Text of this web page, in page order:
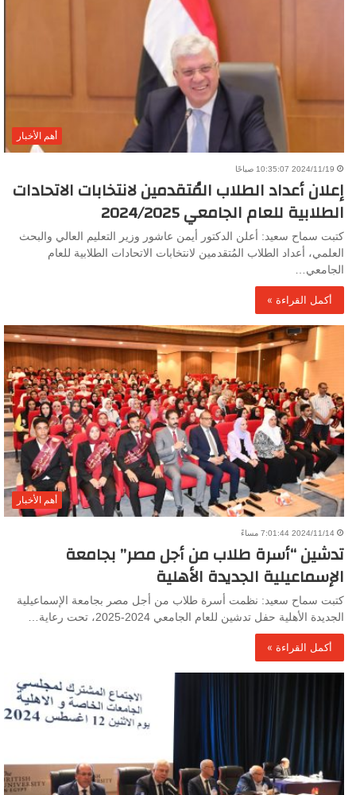
أهم الأخبار
2024/11/19 10:35:07 صباحًا
إعلان أعداد الطلاب المُتقدمين لانتخابات الاتحادات
الطلابية للعام الجامعي 2024/2025
كتبت سماح سعيد: أعلن الدكتور أيمن عاشور وزير التعليم العالي والبحث
العلمي، أعداد الطلاب المُتقدمين لانتخابات الاتحادات الطلابية للعام
الجامعي…
أكمل القراءة »
أهم الأخبار
2024/11/14 7:01:44 مساءً
تدشين “أسرة طلاب من أجل مصر” بجامعة
الإسماعيلية الجديدة الأهلية
كتبت سماح سعيد: نظمت أسرة طلاب من أجل مصر بجامعة الإسماعيلية
الجديدة الأهلية حفل تدشين للعام الجامعي 2024-2025، تحت رعاية…
أكمل القراءة »